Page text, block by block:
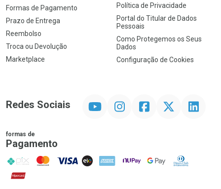
Formas de Pagamento
Prazo de Entrega
Reembolso
Troca ou Devolução
Marketplace
Política de Privacidade
Portal do Titular de Dados
Pessoais
Como Protegemos os Seus
Dados
Configuração de Cookies
Redes Sociais InstagramFacebookTwitter Linkedin
formas de
Pagamento
PIX MasterCard
VISA ELO AMEX NuPay Google PayDiners Club
Hipercard